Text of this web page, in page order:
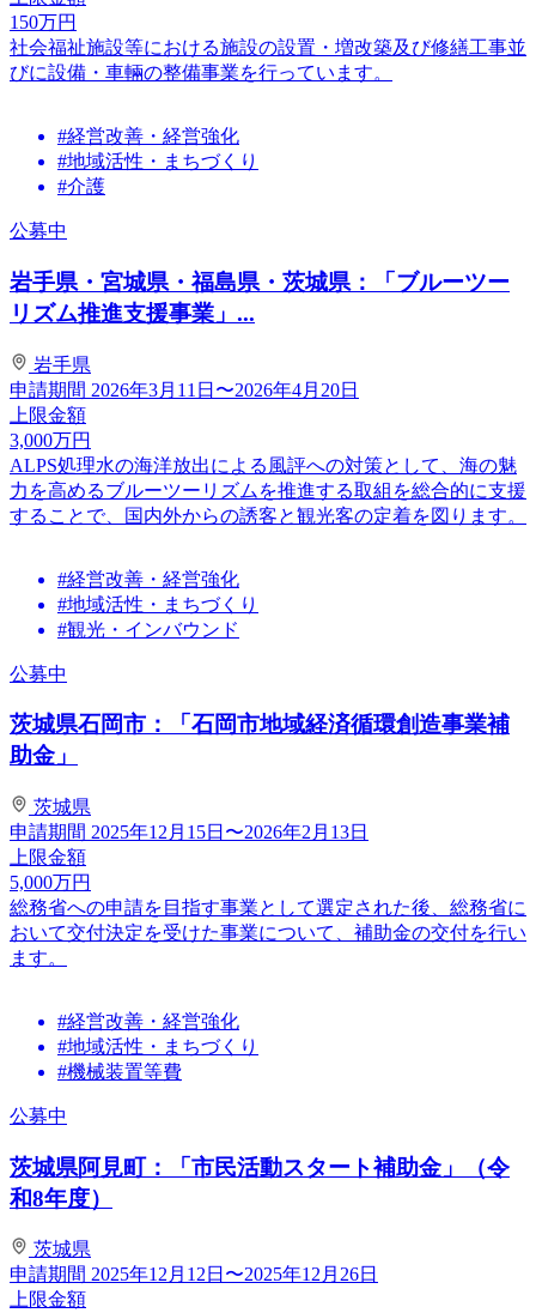
150万円
社会福祉施設等における施設の設置・増改築及び修繕工事並
びに設備・車輛の整備事業を行っています。
#経営改善・経営強化
#地域活性・まちづくり
#介護
公募中
岩手県・宮城県・福島県・茨城県：「ブルーツー
リズム推進支援事業」...
岩手県
申請期間 2026年3月11日〜2026年4月20日
上限金額
3,000万円
ALPS処理水の海洋放出による風評への対策として、海の魅
力を高めるブルーツーリズムを推進する取組を総合的に支援
することで、国内外からの誘客と観光客の定着を図ります。
#経営改善・経営強化
#地域活性・まちづくり
#観光・インバウンド
公募中
茨城県石岡市：「石岡市地域経済循環創造事業補
助金」
茨城県
申請期間 2025年12月15日〜2026年2月13日
上限金額
5,000万円
総務省への申請を目指す事業として選定された後、総務省に
おいて交付決定を受けた事業について、補助金の交付を行い
ます。
#経営改善・経営強化
#地域活性・まちづくり
#機械装置等費
公募中
茨城県阿見町：「市民活動スタート補助金」（令
和8年度）
茨城県
申請期間 2025年12月12日〜2025年12月26日
上限金額